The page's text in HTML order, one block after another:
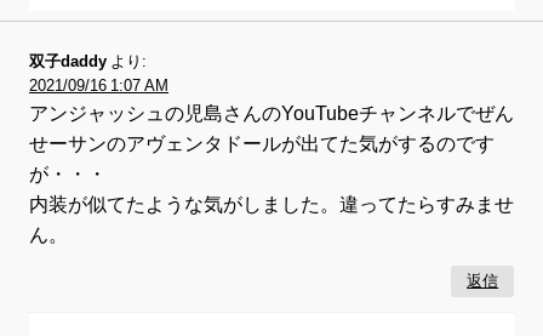
双子daddy より:
2021/09/16 1:07 AM
アンジャッシュの児島さんのYouTubeチャンネルでぜん
せーサンのアヴェンタドールが出てた気がするのです
が・・・
内装が似てたような気がしました。違ってたらすみませ
ん。
返信